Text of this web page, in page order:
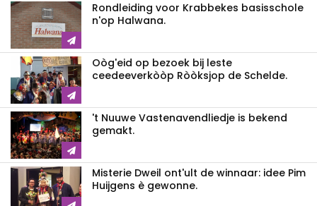
Rondleiding voor Krabbekes basisschole
n'op Halwana.
Oòg'eid op bezoek bij leste
ceedeeverkòòp Ròòksjop de Schelde.
't Nuuwe Vastenavendliedje is bekend
gemakt.
Misterie Dweil ont'ult de winnaar: idee Pim
Huijgens è gewonne.